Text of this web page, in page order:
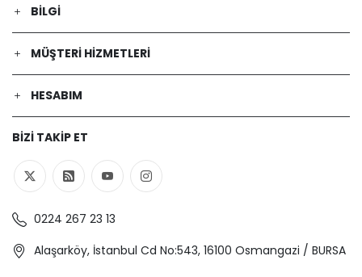
BILGI
MÜŞTERI HIZMETLERI
HESABIM
BIZI TAKIP ET
0224 267 23 13
Alaşarköy, İstanbul Cd No:543, 16100 Osmangazi / BURSA